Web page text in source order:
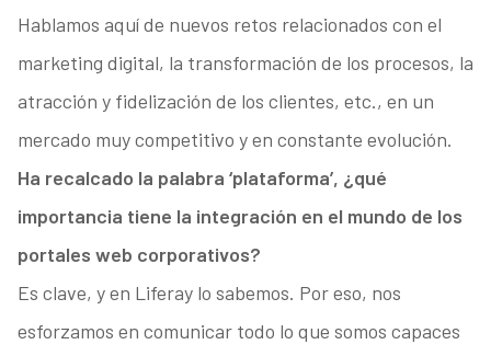
Hablamos aquí de nuevos retos relacionados con el
marketing digital, la transformación de los procesos, la
atracción y fidelización de los clientes, etc., en un
mercado muy competitivo y en constante evolución.
Ha recalcado la palabra ‘plataforma’, ¿qué
importancia tiene la integración en el mundo de los
portales web corporativos?
Es clave, y en Liferay lo sabemos. Por eso, nos
esforzamos en comunicar todo lo que somos capaces